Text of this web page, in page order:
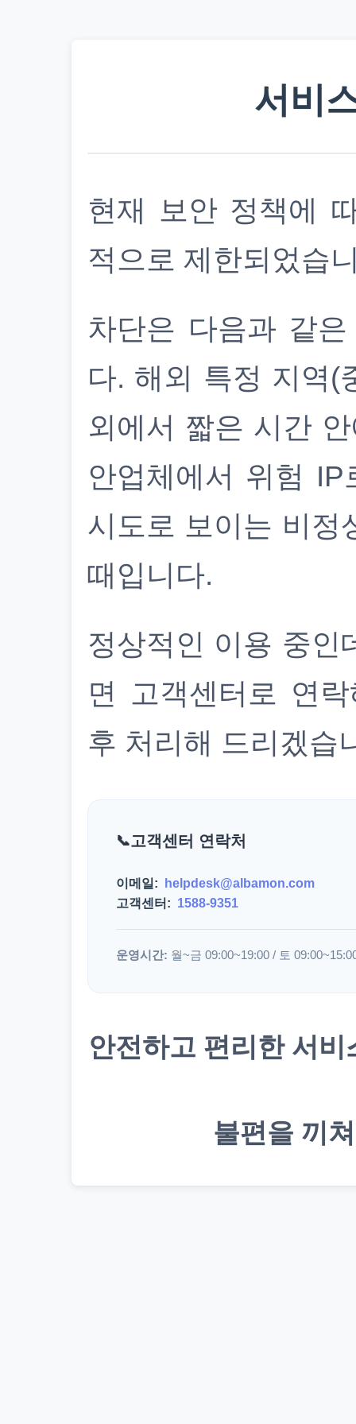
서비
현재 보안 정책에
적으로 제한되었습
차단은 다음과 같
다. 해외 특정 지역(
외에서 짧은 시간
안업체에서 위험
시도로 보이는 비정
때입니다.
정상적인 이용 중인
면 고객센터로 연
후 처리해 드리겠습
고객센터 연락처
이메일:
helpdesk@albamon.com
고객센터: 1588-9351
운영시간: 월~금 09:00~19:00 / 토
안전하고 편리한 서
불편을 끼